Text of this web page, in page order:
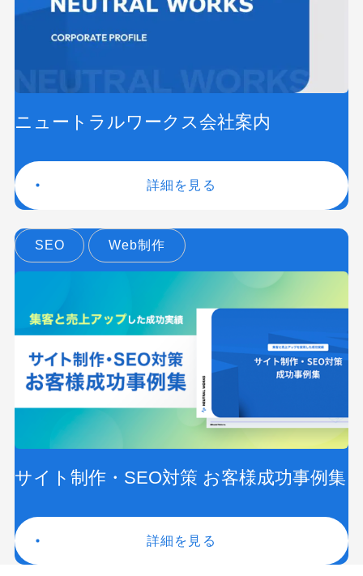
ニュートラルワークス会社案内
詳細を見る
SEO Web制作
サイト制作・SEO対策 お客様成功事例集
詳細を見る